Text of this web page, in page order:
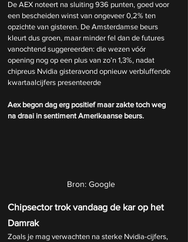
De AEX noteert na sluiting 936 punten, goed voor
een bescheiden winst van ongeveer 0,2% ten
opzichte van gisteren. De Amsterdamse beurs
kleurt dus groen, maar minder fel dan de futures
vanochtend suggereerden: die wezen vóór
opening nog op een plus van zo’n 1,3%, nadat
chipreus Nvidia gisteravond opnieuw verbluffende
kwartaalcijfers presenteerde
Aex begon dag erg positief maar zakte toch weg
na draai in sentiment Amerikaanse beurs.
Bron: Google
Chipsector trok vandaag de kar op het
Damrak
Zoals je mag verwachten na sterke Nvidia-cijfers,